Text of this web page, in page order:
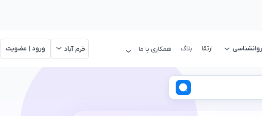
ارتقا بلاگ همکاری با ما خرم آباد ورود | عضویت